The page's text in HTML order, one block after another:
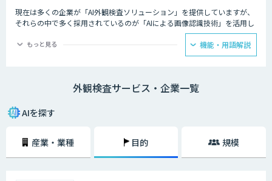
現在は多くの企業が「AI外観検査ソリューション」を提供していますが、
それらの中で多く採用されているのが「AIによる画像認識技術」を活用し
たものです。AIによる画像認識技術を活用することで、これまでの目視で
はもちろんのこと、画像検査機でも識別困難だった検査を実施することが
画像（もしくは良品画像）などを大量に収集して画像認識モデルの生成を
せていきます。
の判定結果を送信していくという流れです。もちろん、異常が見つかれば
もっと見る 機能・用語解説
外観検査サービス・企業一覧
AIを探す
産業・業種 目的 規模